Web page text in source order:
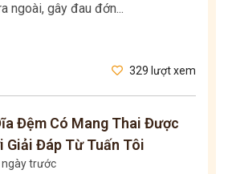
ngoài, gây đau đớn...
329 lượt xem
Đệm Có Mang Thai Được
Giải Đáp Từ Tuấn Tôi
ngày trước